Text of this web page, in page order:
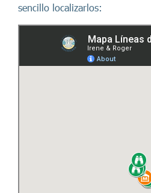
sencillo localizarlos: